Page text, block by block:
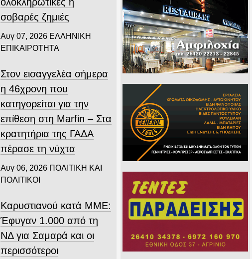
σοβαρές ζημιές
Αυγ 07, 2026 ΕΛΛΗΝΙΚΗ
ΕΠΙΚΑΙΡΟΤΗΤΑ
Στον εισαγγελέα σήμερα
η 46χρονη που
κατηγορείται για την
επίθεση στη Marfin – Στα
κρατητήρια της ΓΑΔΑ
πέρασε τη νύχτα
Αυγ 06, 2026 ΠΟΛΙΤΙΚΗ ΚΑΙ
ΠΟΛΙΤΙΚΟΙ
Καρυστιανού κατά ΜΜΕ:
Έφυγαν 1.000 από τη
ΝΔ για Σαμαρά και οι
περισσότεροι